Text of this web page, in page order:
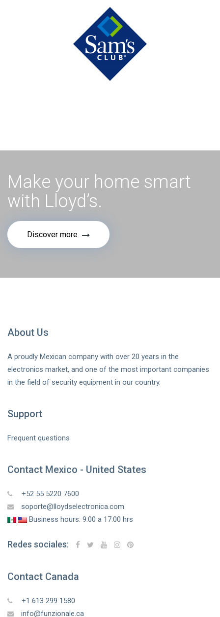
Make your home smart
with Lloyd’s.
Discover more
About Us
A proudly Mexican company with over 20 years in the
electronics market, and one of the most important companies
in the field of security equipment in our country.
Support
Frequent questions
Contact Mexico - United States
+52 55 5220 7600
soporte@lloydselectronica.com
Business hours: 9:00 a 17:00 hrs
Redes sociales:
Contact Canada
+1 613 299 1580
info@funzionale.ca